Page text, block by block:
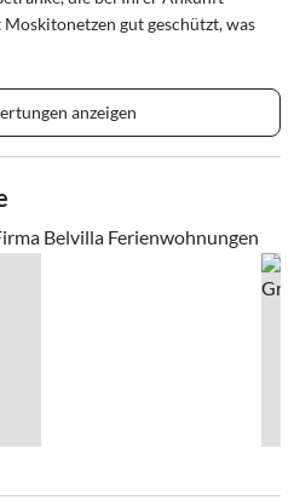
gut geschützt, was
anzeigen
Belvilla Ferienwohnungen